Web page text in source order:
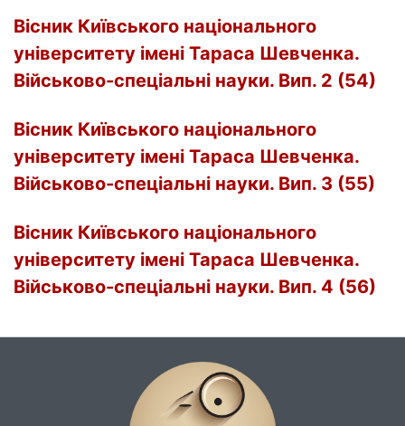
Вісник Київського національного
університету імені Тараса Шевченка.
Військово-спеціальні науки. Вип. 2 (54)
Вісник Київського національного
університету імені Тараса Шевченка.
Військово-спеціальні науки. Вип. 3 (55)
Вісник Київського національного
університету імені Тараса Шевченка.
Військово-спеціальні науки. Вип. 4 (56)